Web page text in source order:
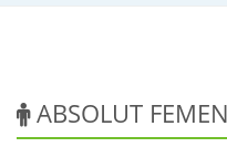
ABSOLUT